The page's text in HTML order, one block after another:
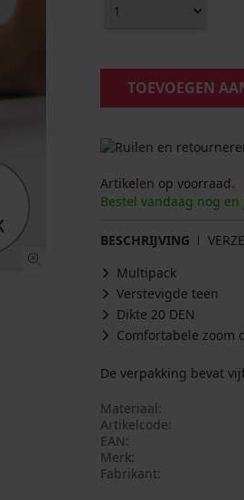
TOEVOEGEN
Artikelen op voorraad.
Bestel vandaag nog
BESCHRIJVING
Multipack
Verstevigde teen
Dikte 20 DEN
Comfortabele
De verpakking bevat
Materiaal
Artikelcode
EAN
Merk
Fabrikant